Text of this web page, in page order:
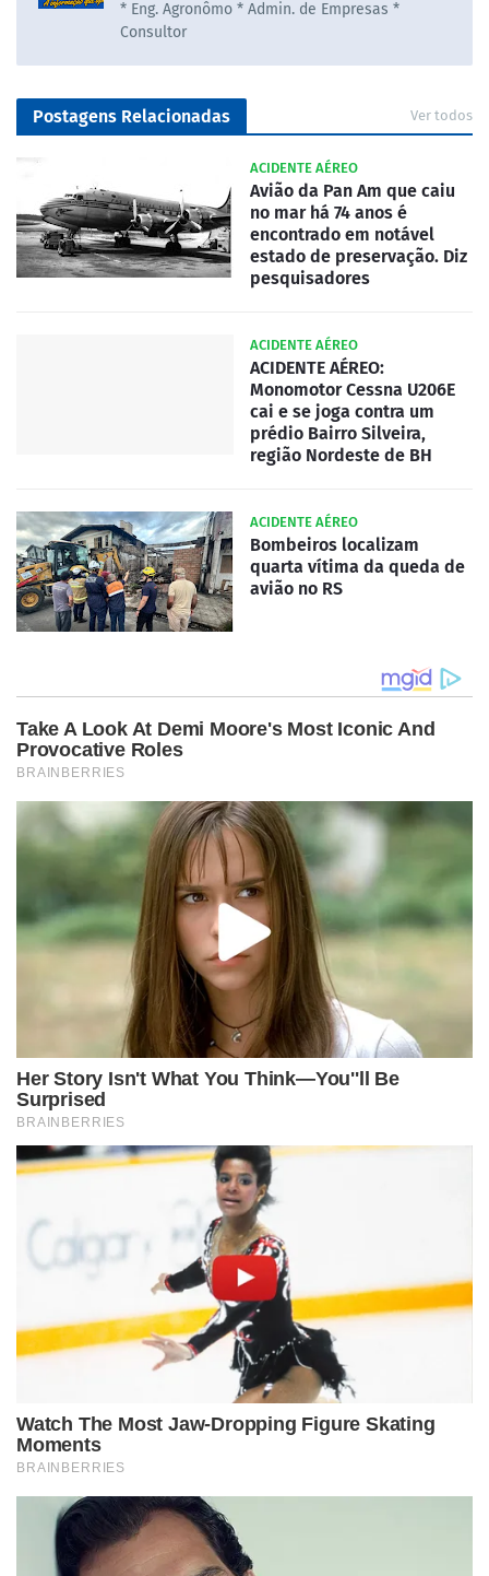
* Eng. Agronômo * Admin. de Empresas *
Consultor
Postagens Relacionadas Ver todos
ACIDENTE AÉREO
Avião da Pan Am que caiu
no mar há 74 anos é
encontrado em notável
estado de preservação. Diz
pesquisadores
ACIDENTE AÉREO
ACIDENTE AÉREO:
Monomotor Cessna U206E
cai e se joga contra um
prédio Bairro Silveira,
região Nordeste de BH
ACIDENTE AÉREO
Bombeiros localizam
quarta vítima da queda de
avião no RS